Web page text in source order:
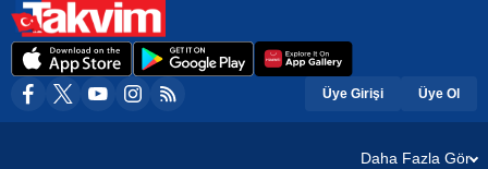
Üye Girişi Üye Ol
Daha Fazla Gör